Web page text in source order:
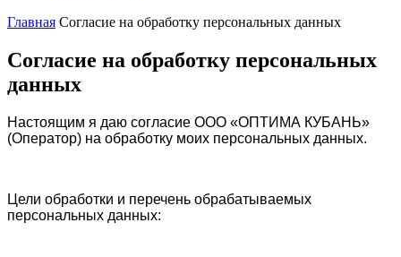
Главная Согласие на обработку персональных данных
Согласие на обработку персональных
данных
Настоящим я даю согласие ООО «ОПТИМА КУБАНЬ»
(Оператор) на обработку моих персональных данных.
Цели обработки и перечень обрабатываемых
персональных данных: